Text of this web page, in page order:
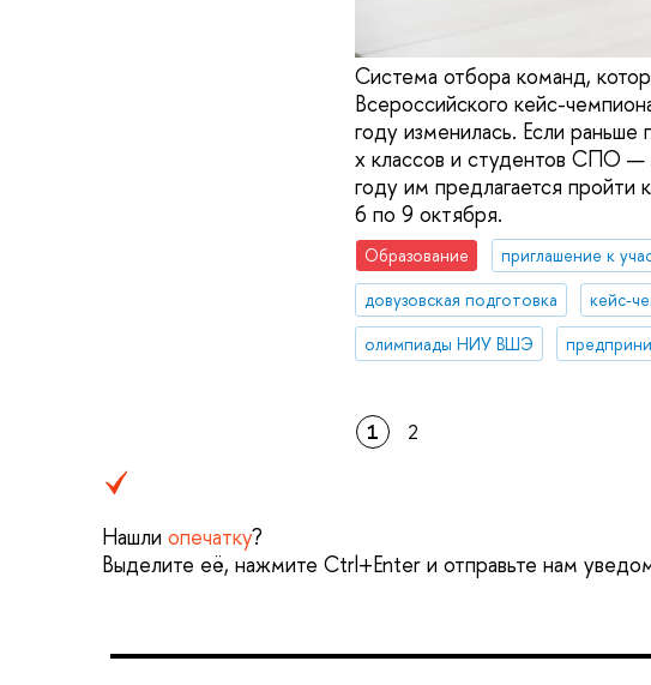
Система отбора команд,
Всероссийского кейс-
году изменилась. Если
х классов и студентов СПО —
году им предлагается пройти
6 по 9 октября.
Образование приглашение к
довузовская подготовка
олимпиады НИУ ВШЭ
1 2
Нашли опечатку?
Выделите её, нажмите Ctrl+Enter и отправьте нам